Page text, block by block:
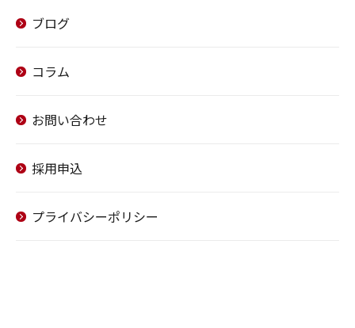
ブログ
コラム
お問い合わせ
採用申込
プライバシーポリシー